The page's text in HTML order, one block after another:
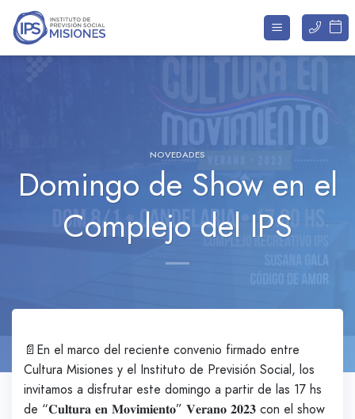
Saltar
contenido
NOVEDADES
Domingo de Show en el
Complejo del IPS
📄En el marco del reciente convenio firmado entre
Cultura Misiones y el Instituto de Previsión Social, los
invitamos a disfrutar este domingo a partir de las 17 hs
de “𝐂𝐮𝐥𝐭𝐮𝐫𝐚 𝐞𝐧 𝐌𝐨𝐯𝐢𝐦𝐢𝐞𝐧𝐭𝐨” 𝐕𝐞𝐫𝐚𝐧𝐨 𝟐𝟎𝟐𝟑 con el show